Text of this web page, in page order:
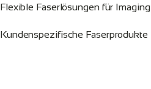
Flexible Faserlösungen für Imaging
Kundenspezifische Faserprodukte